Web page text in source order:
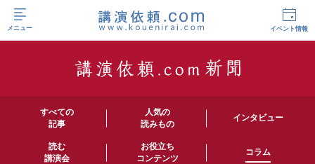
メニュー イベント情報
すべての
記事
人気の
読みもの
インタビュー
読む
講演会
お役立ち
コンテンツ
コラム